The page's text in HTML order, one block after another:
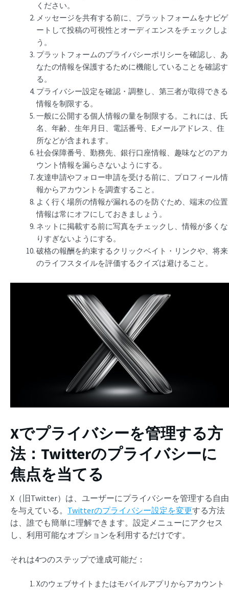
ください。
メッセージを共有する前に、プラットフォームをナビゲ
ートして投稿の可視性とオーディエンスをチェックしよ
う。
プラットフォームのプライバシーポリシーを確認し、あ
なたの情報を保護するために機能していることを確認す
る。
プライバシー設定を確認・調整し、第三者が取得できる
情報を制限する。
一般に公開する個人情報の量を制限する。これには、氏
名、年齢、生年月日、電話番号、Eメールアドレス、住
所などが含まれます。
社会保障番号、勤務先、銀行口座情報、趣味などのアカ
ウント情報を漏らさないようにする。
友達申請やフォロー申請を受ける前に、プロフィール情
報からアカウントを調査すること。
よく行く場所の情報が漏れるのを防ぐため、端末の位置
情報は常にオフにしておきましょう。
ネットに掲載する前に写真をチェックし、情報が多くな
りすぎないようにする。
破格の報酬を約束するクリックベイト・リンクや、将来
のライフスタイルを評価するクイズは避けること。
Xでプライバシーを管理する方
法：Twitterのプライバシーに
焦点を当てる
X（旧Twitter）は、ユーザーにプライバシーを管理する自由
を与えている。 Twitterのプライバシー設定を変更する方法
は、誰でも簡単に理解できます。設定メニューにアクセス
し、利用可能なオプションを利用するだけです。
それは4つのステップで達成可能だ：
Xのウェブサイトまたはモバイルアプリからアカウント